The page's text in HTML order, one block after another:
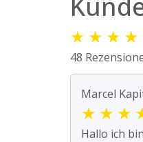
★ ★ ★ ★
48
Marcel
★ ★ ★
Hallo ich